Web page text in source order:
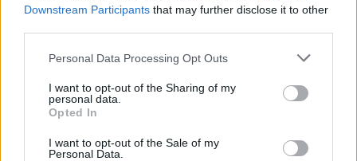
Downstream Participants that may further disclose it to other
Please note that this website/app uses one or more Google
not limited to your visit or usage behaviour. You may click to
grant or deny consent to Google and its third-party tags to
use your data for below specified purposes in below Google
consent section.
Personal Data Processing Opt Outs
I want to opt-out of the Sharing of my
personal data.
Opted In
I want to opt-out of the Sale of my
Personal Data.
विनोदीदृष्ट्या मोठा आकार(1,048,576 x 599,186)
अजूनही अपलोड करत आहे... ;-)
प्रतिमा वर्णन